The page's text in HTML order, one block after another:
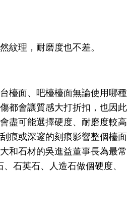
紋理，耐磨度也不差。
檯面、吧檯檯面無論使用哪種
都會讓質感大打折扣，也因此
盡可能選擇硬度、耐磨度較高
痕或深邃的刻痕影響整個檯面
和石材的吳進益董事長為最常
石英石、人造石做個硬度、